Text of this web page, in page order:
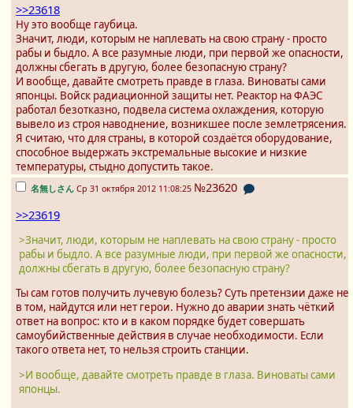
>>23618
Ну это вообще гаубица.
Значит, люди, которым не наплевать на свою страну - просто
рабы и быдло. А все разумные люди, при первой же опасности,
должны сбегать в другую, более безопасную страну?
И вообще, давайте смотреть правде в глаза. Виноваты сами
японцы. Войск радиационной защиты нет. Реактор на ФАЭС
работал безотказно, подвела система охлаждения, которую
вывело из строя наводнение, возникшее после землетрясения.
Я считаю, что для страны, в которой создаётся оборудование,
способное выдержать экстремальные высокие и низкие
температуры, стыдно допустить такое.
名無しさん Ср 31 октября 2012 11:08:25 №23620
>>23619
>Значит, люди, которым не наплевать на свою страну - просто
рабы и быдло. А все разумные люди, при первой же опасности,
должны сбегать в другую, более безопасную страну?
Ты сам готов получить лучевую болезь? Суть претензии даже не
в том, найдутся или нет герои. Нужно до аварии знать чёткий
ответ на вопрос: кто и в каком порядке будет совершать
самоубийственные действия в случае необходимости. Если
такого ответа нет, то нельзя строить станции.
>И вообще, давайте смотреть правде в глаза. Виноваты сами
японцы.